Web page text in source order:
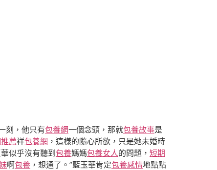
刻，他只有包養網一個念頭，那就包養故事是
薦祥包養網 ，這樣的隨心所欲，只是她未婚時
似乎沒有聽到包養媽媽包養女人的問題， 短期
啊包養 ，想通了。”藍玉華肯定包養感情地點點